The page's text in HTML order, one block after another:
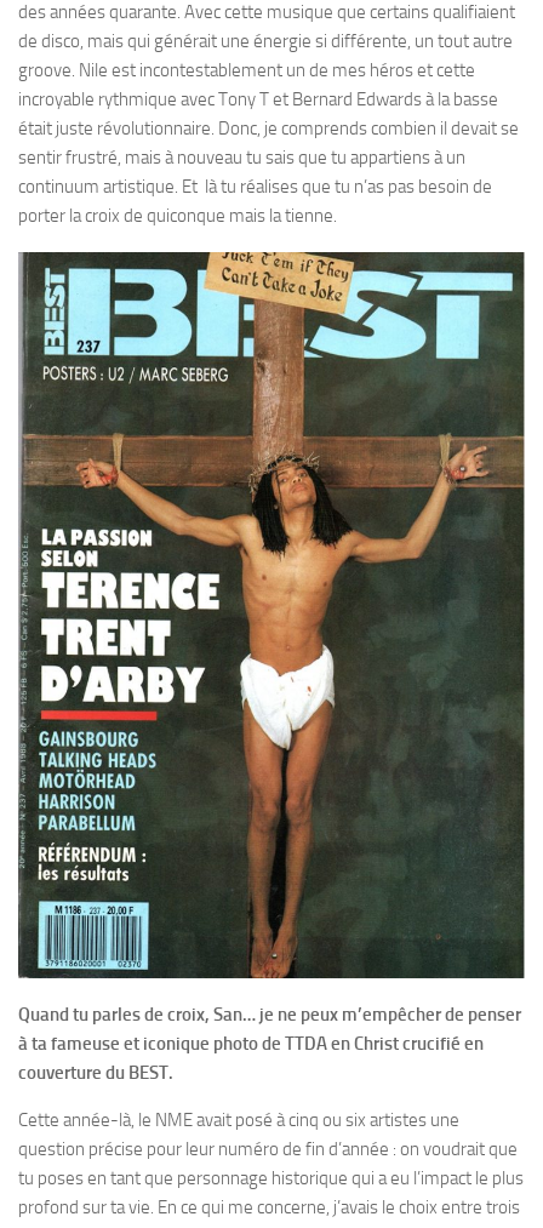
des années quarante. Avec cette musique que certains qualifiaient
de disco, mais qui générait une énergie si différente, un tout autre
groove. Nile est incontestablement un de mes héros et cette
incroyable rythmique avec Tony T et Bernard Edwards à la basse
était juste révolutionnaire. Donc, je comprends combien il devait se
sentir frustré, mais à nouveau tu sais que tu appartiens à un
continuum artistique. Et là tu réalises que tu n’as pas besoin de
porter la croix de quiconque mais la tienne.
Quand tu parles de croix, San… je ne peux m’empêcher de penser
à ta fameuse et iconique photo de TTDA en Christ crucifié en
couverture du BEST.
Cette année-là, le NME avait posé à cinq ou six artistes une
question précise pour leur numéro de fin d’année : on voudrait que
tu poses en tant que personnage historique qui a eu l’impact le plus
profond sur ta vie. En ce qui me concerne, j’avais le choix entre trois